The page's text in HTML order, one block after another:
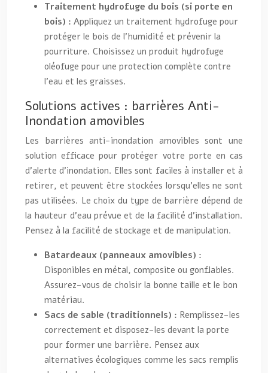
Traitement hydrofuge du bois (si porte en
bois) : Appliquez un traitement hydrofuge pour
protéger le bois de l’humidité et prévenir la
pourriture. Choisissez un produit hydrofuge
oléofuge pour une protection complète contre
l’eau et les graisses.
Solutions actives : barrières Anti-
Inondation amovibles
Les barrières anti-inondation amovibles sont une
solution efficace pour protéger votre porte en cas
d’alerte d’inondation. Elles sont faciles à installer et à
retirer, et peuvent être stockées lorsqu’elles ne sont
pas utilisées. Le choix du type de barrière dépend de
la hauteur d’eau prévue et de la facilité d’installation.
Pensez à la facilité de stockage et de manipulation.
Batardeaux (panneaux amovibles) :
Disponibles en métal, composite ou gonflables.
Assurez-vous de choisir la bonne taille et le bon
matériau.
Sacs de sable (traditionnels) : Remplissez-les
correctement et disposez-les devant la porte
pour former une barrière. Pensez aux
alternatives écologiques comme les sacs remplis